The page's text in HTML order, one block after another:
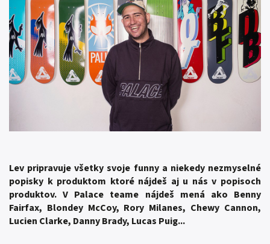
Lev pripravuje všetky svoje funny a niekedy nezmyselné
popisky k produktom ktoré nájdeš aj u nás v popisoch
produktov. V Palace teame nájdeš mená ako Benny
Fairfax, Blondey McCoy, Rory Milanes, Chewy Cannon,
Lucien Clarke, Danny Brady, Lucas Puig...